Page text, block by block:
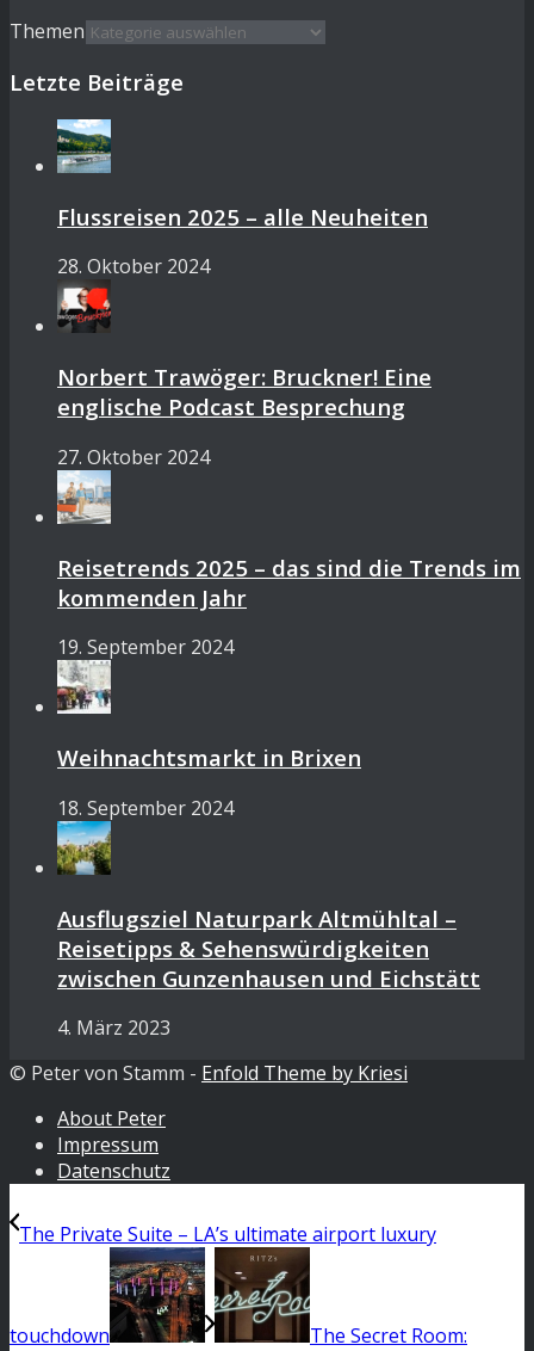
Themen
Letzte Beiträge
Flussreisen 2025 – alle Neuheiten
28. Oktober 2024
Norbert Trawöger: Bruckner! Eine
englische Podcast Besprechung
27. Oktober 2024
Reisetrends 2025 – das sind die Trends im
kommenden Jahr
19. September 2024
Weihnachtsmarkt in Brixen
18. September 2024
Ausflugsziel Naturpark Altmühltal –
Reisetipps & Sehenswürdigkeiten
zwischen Gunzenhausen und Eichstätt
4. März 2023
© Peter von Stamm - Enfold Theme by Kriesi
About Peter
Impressum
Datenschutz
The Private Suite – LA’s ultimate airport luxury
touchdown
The Secret Room: